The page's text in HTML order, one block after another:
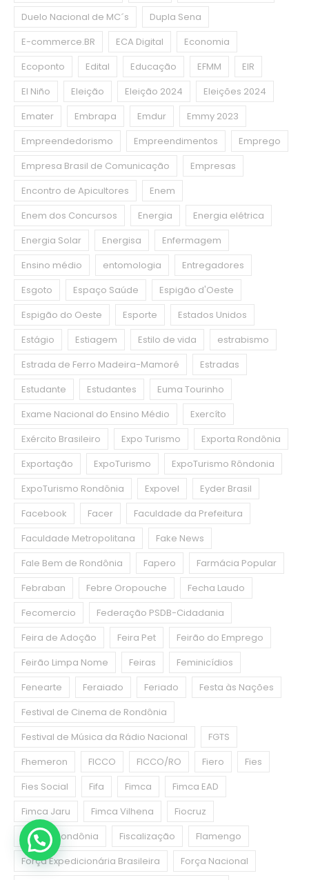
Duelo Nacional de MC´s
Dupla Sena
E-commerce.BR
ECA Digital
Economia
Ecoponto
Edital Educação EFMM
EIR
El Niño
Eleição Eleição 2024
Eleições 2024
Emater
Embrapa Emdur
Emmy 2023
Empreendedorismo
Empreendimentos
Emprego
Empresa Brasil de Comunicação
Empresas
Encontro de Apicultores
Enem
Enem dos Concursos
Energia
Energia elétrica
Energia Solar
Energisa
Enfermagem
Ensino médio
entomologia
Entregadores
Esgoto
Espaço Saúde
Espigão d'Oeste
Espigão do Oeste
Esporte
Estados Unidos
Estágio
Estiagem Estilo de vida
estrabismo
Estrada de Ferro Madeira-Mamoré
Estradas
Estudante
Estudantes
Euma Tourinho
Exame Nacional do Ensino Médio
Exercíto
Exército Brasileiro
Expo Turismo
Exporta Rondônia
Exportação
ExpoTurismo
ExpoTurismo Rôndonia
ExpoTurismo Rondônia
Expovel
Eyder Brasil
Facebook
Facer
Faculdade da Prefeitura
Faculdade Metropolitana
Fake News
Fale Bem de Rondônia
Fapero
Farmácia Popular
Febraban
Febre Oropouche
Fecha Laudo
Fecomercio
Federação PSDB-Cidadania
Feira de Adoção
Feira Pet
Feirão do Emprego
Feirão Limpa Nome
Feiras
Feminicídios
Fenearte
Feraiado Feriado
Festa às Nações
Festival de Cinema de Rondônia
Festival de Música da Rádio Nacional
FGTS
Fhemeron
FICCO FICCO/RO Fiero
Fies
Fies Social
Fifa Fimca
Fimca EAD
Fimca Jaru
Fimca Vilhena
Fiocruz
Fiocruz Rondônia
Fiscalização
Flamengo
Força Expedicionária Brasileira
Força Nacional